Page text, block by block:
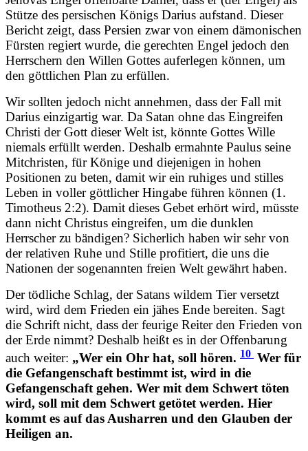
Stütze des persischen Königs Darius aufstand. Dieser
Bericht zeigt, dass Persien zwar von einem dämonischen
Fürsten regiert wurde, die gerechten Engel jedoch den
Herrschern den Willen Gottes auferlegen können, um
den göttlichen Plan zu erfüllen.
Wir sollten jedoch nicht annehmen, dass der Fall mit
Darius einzigartig war. Da Satan ohne das Eingreifen
Christi der Gott dieser Welt ist, könnte Gottes Wille
niemals erfüllt werden. Deshalb ermahnte Paulus seine
Mitchristen, für Könige und diejenigen in hohen
Positionen zu beten, damit wir ein ruhiges und stilles
Leben in voller göttlicher Hingabe führen können (1.
Timotheus 2:2). Damit dieses Gebet erhört wird, müsste
dann nicht Christus eingreifen, um die dunklen
Herrscher zu bändigen? Sicherlich haben wir sehr von
der relativen Ruhe und Stille profitiert, die uns die
Nationen der sogenannten freien Welt gewährt haben.
Der tödliche Schlag, der Satans wildem Tier versetzt
wird, wird dem Frieden ein jähes Ende bereiten. Sagt
die Schrift nicht, dass der feurige Reiter den Frieden von
der Erde nimmt? Deshalb heißt es in der Offenbarung
auch weiter: „Wer ein Ohr hat, soll hören. 10 Wer für
die Gefangenschaft bestimmt ist, wird in die
Gefangenschaft gehen. Wer mit dem Schwert töten
wird, soll mit dem Schwert getötet werden. Hier
kommt es auf das Ausharren und den Glauben der
Heiligen an.